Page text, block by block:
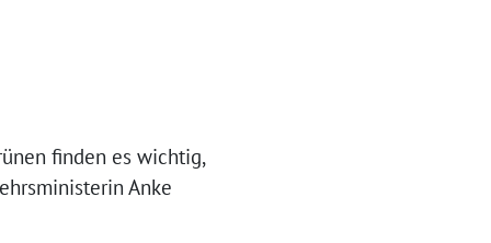
finden es wichtig,
Anke